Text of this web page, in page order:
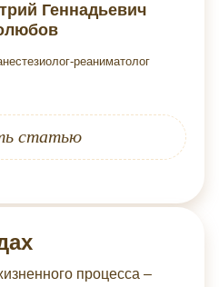
Геннадьевич
реаниматолог
статью
процесса –